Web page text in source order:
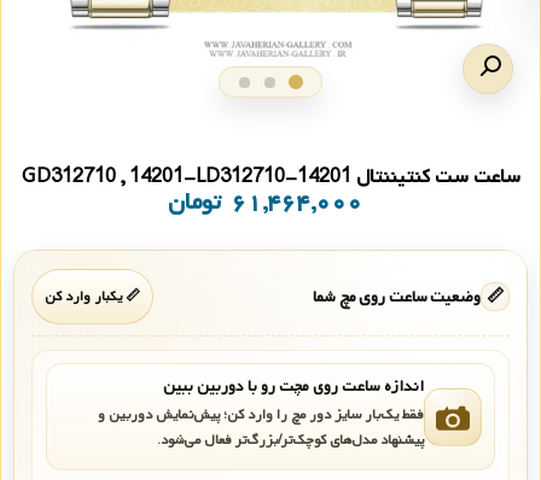
ساعت ست کنتیننتال 14201-GD312710 , 14201-LD312710
۶۱,۴۶۴,۰۰۰ تومان
📏 وضعیت ساعت روی مچ شما 📏 یکبار وارد کن
اندازه ساعت روی مچت رو با دوربین ببین
فقط یک‌بار سایز دور مچ را وارد کن؛ پیش‌نمایش دوربین و
پیشنهاد مدل‌های کوچک‌تر/بزرگ‌تر فعال می‌شود.